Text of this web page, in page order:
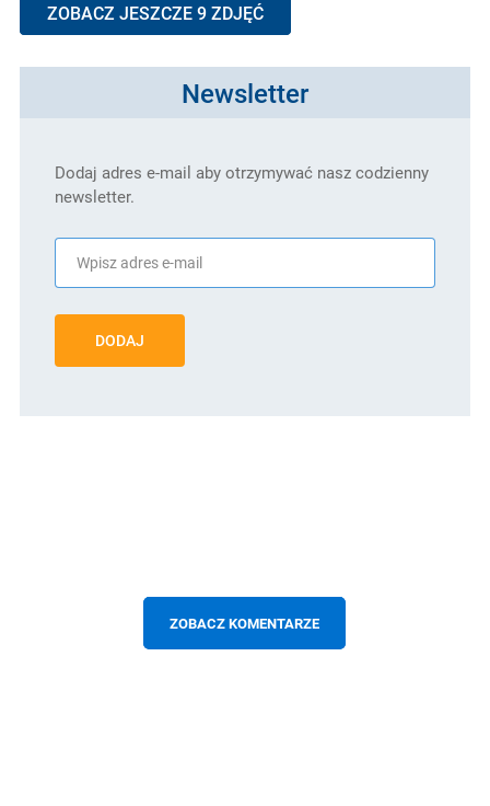
ZOBACZ JESZCZE 9 ZDJĘĆ
Newsletter
Dodaj adres e-mail aby otrzymywać nasz codzienny
newsletter.
DODAJ
ZOBACZ KOMENTARZE